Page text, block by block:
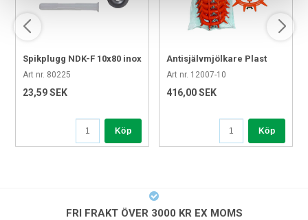
Spikplugg NDK-F 10x80 inox
(A2)
Art nr. 80225
23,59 SEK
Köp
Antisjälvmjölkare Plast
strl. L 10 st/frp
Art nr. 12007-10
416,00 SEK
Köp
FRI FRAKT ÖVER 3000 KR EX MOMS